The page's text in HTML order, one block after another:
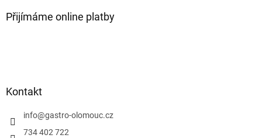
Přijímáme online platby
Kontakt
info@gastro-olomouc.cz
734 402 722